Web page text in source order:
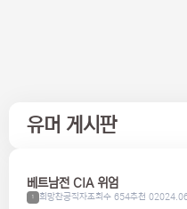
유머 게시판
베트남전 CIA 위엄
1 희망찬공직자조회수 654추천 0